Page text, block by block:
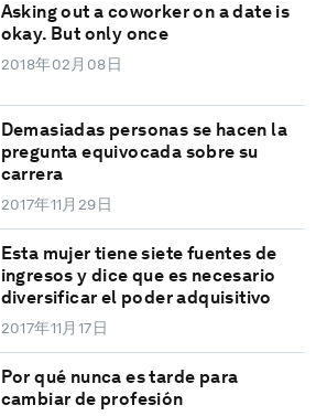
Asking out a coworker on a date is
okay. But only once
2018年02月08日
Demasiadas personas se hacen la
pregunta equivocada sobre su
carrera
2017年11月29日
Esta mujer tiene siete fuentes de
ingresos y dice que es necesario
diversificar el poder adquisitivo
2017年11月17日
Por qué nunca es tarde para
cambiar de profesión